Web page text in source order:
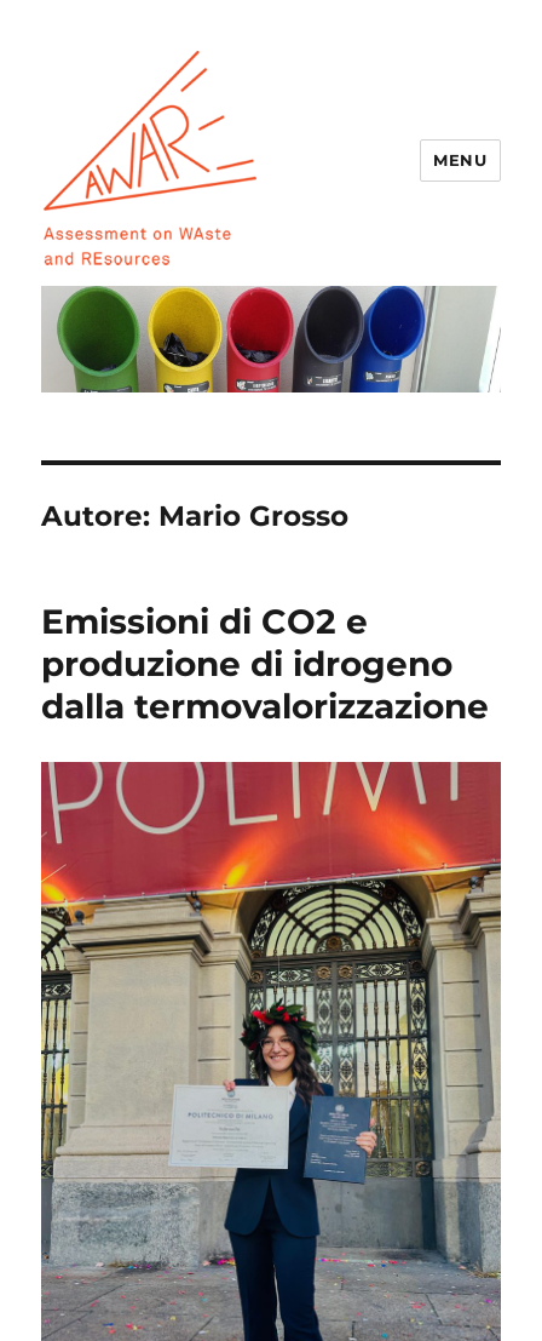
AWARE
MENU
Autore: Mario Grosso
Emissioni di CO2 e
produzione di idrogeno
dalla termovalorizzazione